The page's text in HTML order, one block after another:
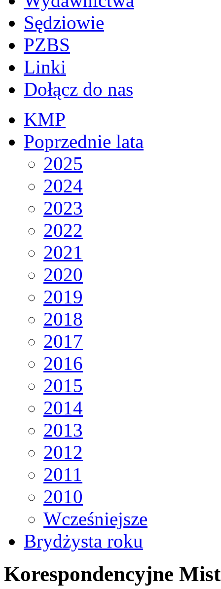
Sędziowie
PZBS
Linki
Dołącz do nas
KMP
Poprzednie lata
2025
2024
2023
2022
2021
2020
2019
2018
2017
2016
2015
2014
2013
2012
2011
2010
Wcześniejsze
Brydżysta roku
Korespondencyjne